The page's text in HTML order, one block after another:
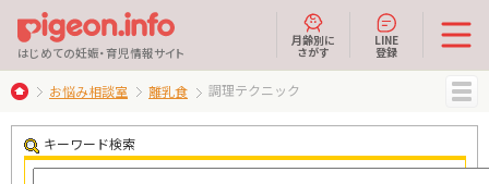
はじめての妊娠・育児情報サイト
月齢別に
さがす
LINE
登録
MENU
お悩み相談室 離乳食 調理テクニック
キーワード検索